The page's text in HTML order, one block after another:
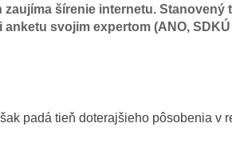
šírenie internetu.
svojim expertom (ANO,
padá tieň doterajšieho pôsobenia v